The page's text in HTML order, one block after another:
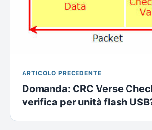
ARTICOLO PRECEDENTE
Domanda: CRC Verse
verifica per unità flash